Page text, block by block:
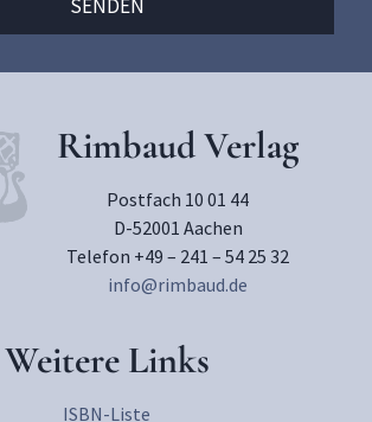
Rimbaud Verlag
Postfach 10 01 44
D-52001 Aachen
Telefon +49 – 241 – 54 25 32
info@rimbaud.de
Weitere Links
ISBN-Liste